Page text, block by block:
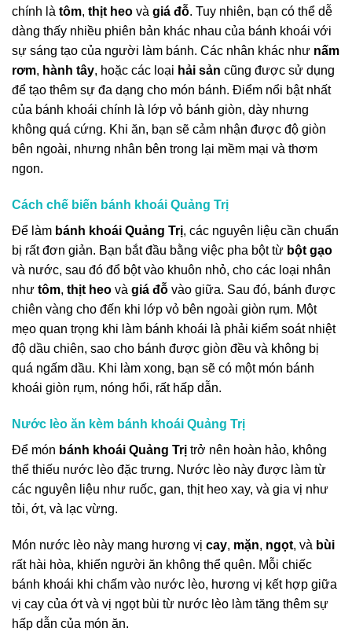
chính là tôm, thịt heo và giá đỗ. Tuy nhiên, bạn có thể dễ
dàng thấy nhiều phiên bản khác nhau của bánh khoái với
sự sáng tạo của người làm bánh. Các nhân khác như nấm
rơm, hành tây, hoặc các loại hải sản cũng được sử dụng
để tạo thêm sự đa dạng cho món bánh. Điểm nổi bật nhất
của bánh khoái chính là lớp vỏ bánh giòn, dày nhưng
không quá cứng. Khi ăn, bạn sẽ cảm nhận được độ giòn
bên ngoài, nhưng nhân bên trong lại mềm mại và thơm
ngon.
Cách chế biến bánh khoái Quảng Trị
Để làm bánh khoái Quảng Trị, các nguyên liệu cần chuẩn
bị rất đơn giản. Bạn bắt đầu bằng việc pha bột từ bột gạo
và nước, sau đó đổ bột vào khuôn nhỏ, cho các loại nhân
như tôm, thịt heo và giá đỗ vào giữa. Sau đó, bánh được
chiên vàng cho đến khi lớp vỏ bên ngoài giòn rụm. Một
mẹo quan trọng khi làm bánh khoái là phải kiểm soát nhiệt
độ dầu chiên, sao cho bánh được giòn đều và không bị
quá ngấm dầu. Khi làm xong, bạn sẽ có một món bánh
khoái giòn rụm, nóng hổi, rất hấp dẫn.
Nước lèo ăn kèm bánh khoái Quảng Trị
Để món bánh khoái Quảng Trị trở nên hoàn hảo, không
thể thiếu nước lèo đặc trưng. Nước lèo này được làm từ
các nguyên liệu như ruốc, gan, thịt heo xay, và gia vị như
tỏi, ớt, và lạc vừng.
Món nước lèo này mang hương vị cay, mặn, ngọt, và bùi
rất hài hòa, khiến người ăn không thể quên. Mỗi chiếc
bánh khoái khi chấm vào nước lèo, hương vị kết hợp giữa
vị cay của ớt và vị ngọt bùi từ nước lèo làm tăng thêm sự
hấp dẫn của món ăn.